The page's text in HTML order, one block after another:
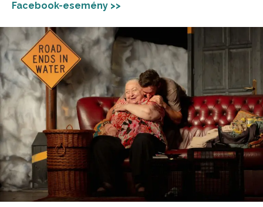
Facebook-esemény >>